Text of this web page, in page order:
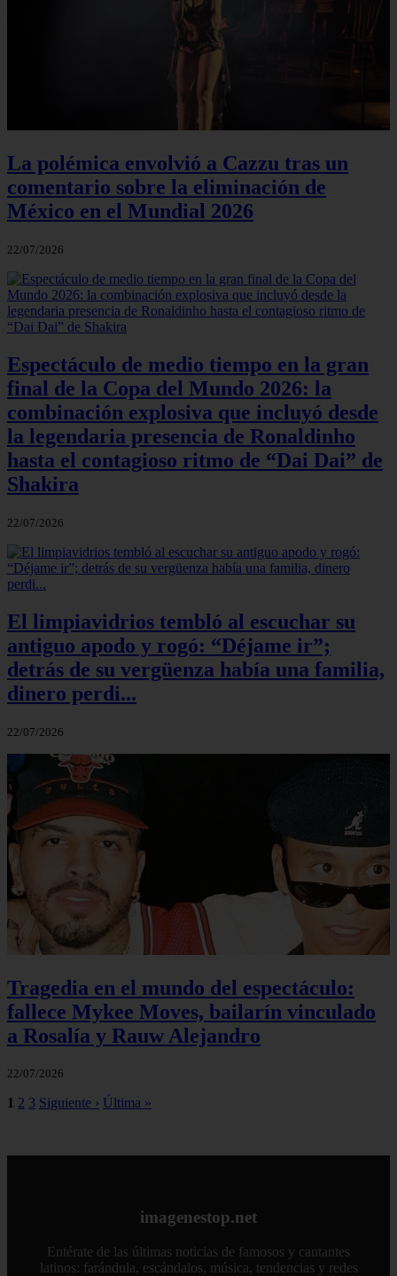
La polémica envolvió a Cazzu tras un
comentario sobre la eliminación de
México en el Mundial 2026
22/07/2026
Espectáculo de medio tiempo en la gran
final de la Copa del Mundo 2026: la
combinación explosiva que incluyó desde
la legendaria presencia de Ronaldinho
hasta el contagioso ritmo de “Dai Dai” de
Shakira
22/07/2026
El limpiavidrios tembló al escuchar su
antiguo apodo y rogó: “Déjame ir”;
detrás de su vergüenza había una familia,
dinero perdi...
22/07/2026
Tragedia en el mundo del espectáculo:
fallece Mykee Moves, bailarín vinculado
a Rosalía y Rauw Alejandro
22/07/2026
1 2 3 Siguiente › Última »
imagenestop.net
Entérate de las últimas noticias de famosos y cantantes
latinos: farándula, escándalos, música, tendencias y redes